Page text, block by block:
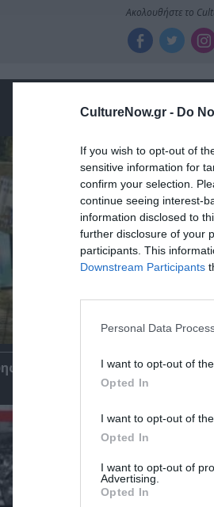
CultureNow.gr - Do
If you wish to opt-out of
sensitive information for
confirm your selection.
continue seeing interest-
information disclosed to
further disclosure of your
participants. This
Downstream Participants
Personal Data
I want to opt-out of
Opted In
I want to opt-out of
Opted In
I want to opt-out of
Advertising.
Opted In
Ακολουθήστε το
Σχετικά
για το Βραβείο